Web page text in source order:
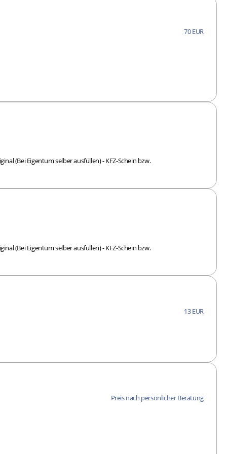
70 EUR
(Bei Eigentum selber ausfüllen) - KFZ-Schein bzw.
(Bei Eigentum selber ausfüllen) - KFZ-Schein bzw.
13 EUR
Preis nach persönlicher Beratung